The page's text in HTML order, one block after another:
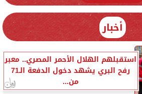
أخبار
استقبلهم الهلال الأحمر المصري.. معبر
رفح البري يشهد دخول الدفعة الـ71
من...